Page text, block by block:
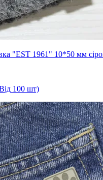
"EST 1961" 10*50 мм
100 шт)